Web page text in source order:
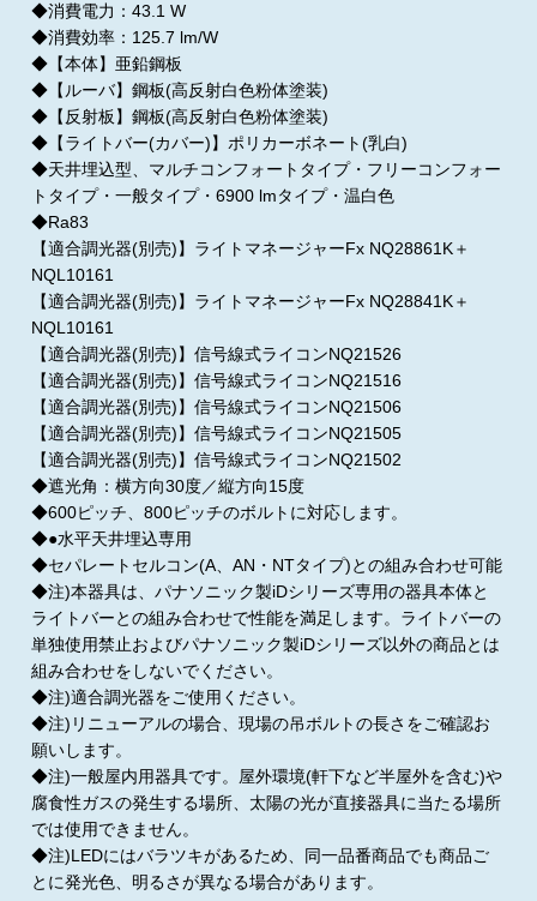
◆消費電力：43.1 W
◆消費効率：125.7 lm/W
◆【本体】亜鉛鋼板
◆【ルーバ】鋼板(高反射白色粉体塗装)
◆【反射板】鋼板(高反射白色粉体塗装)
◆【ライトバー(カバー)】ポリカーボネート(乳白)
◆天井埋込型、マルチコンフォートタイプ・フリーコンフォー
トタイプ・一般タイプ・6900 lmタイプ・温白色
◆Ra83
【適合調光器(別売)】ライトマネージャーFx NQ28861K＋
NQL10161
【適合調光器(別売)】ライトマネージャーFx NQ28841K＋
NQL10161
【適合調光器(別売)】信号線式ライコンNQ21526
【適合調光器(別売)】信号線式ライコンNQ21516
【適合調光器(別売)】信号線式ライコンNQ21506
【適合調光器(別売)】信号線式ライコンNQ21505
【適合調光器(別売)】信号線式ライコンNQ21502
◆遮光角：横方向30度／縦方向15度
◆600ピッチ、800ピッチのボルトに対応します。
◆●水平天井埋込専用
◆セパレートセルコン(A、AN・NTタイプ)との組み合わせ可能
◆注)本器具は、パナソニック製iDシリーズ専用の器具本体と
ライトバーとの組み合わせで性能を満足します。ライトバーの
単独使用禁止およびパナソニック製iDシリーズ以外の商品とは
組み合わせをしないでください。
◆注)適合調光器をご使用ください。
◆注)リニューアルの場合、現場の吊ボルトの長さをご確認お
願いします。
◆注)一般屋内用器具です。屋外環境(軒下など半屋外を含む)や
腐食性ガスの発生する場所、太陽の光が直接器具に当たる場所
では使用できません。
◆注)LEDにはバラツキがあるため、同一品番商品でも商品ご
とに発光色、明るさが異なる場合があります。